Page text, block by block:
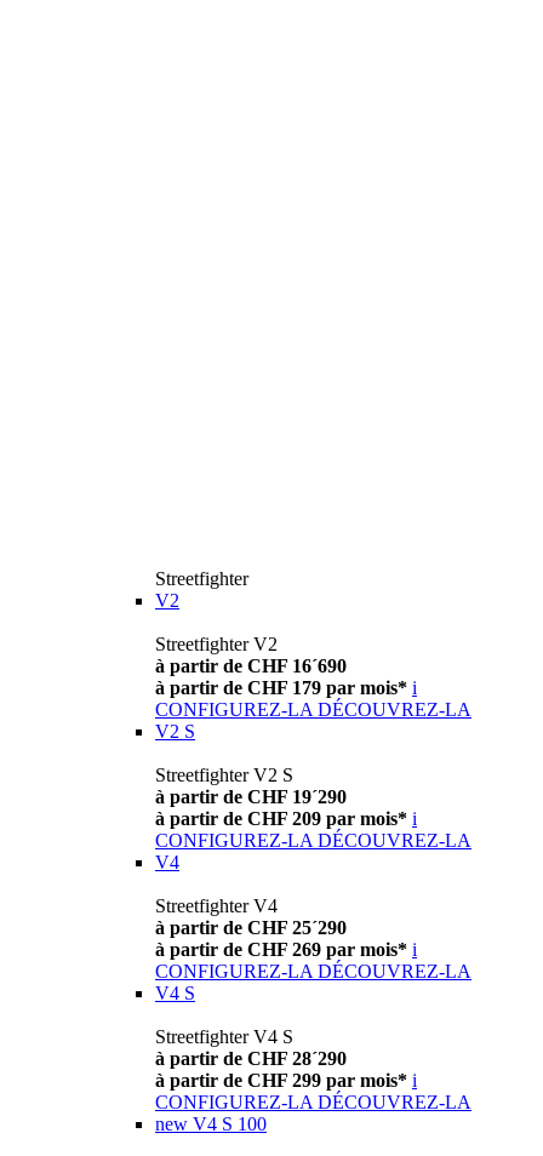
Streetfighter
V2
Streetfighter V2
à partir de CHF 16´690
à partir de CHF 179 par mois* i
CONFIGUREZ-LA DÉCOUVREZ-LA
V2 S
Streetfighter V2 S
à partir de CHF 19´290
à partir de CHF 209 par mois* i
CONFIGUREZ-LA DÉCOUVREZ-LA
V4
Streetfighter V4
à partir de CHF 25´290
à partir de CHF 269 par mois* i
CONFIGUREZ-LA DÉCOUVREZ-LA
V4 S
Streetfighter V4 S
à partir de CHF 28´290
à partir de CHF 299 par mois* i
CONFIGUREZ-LA DÉCOUVREZ-LA
new V4 S 100